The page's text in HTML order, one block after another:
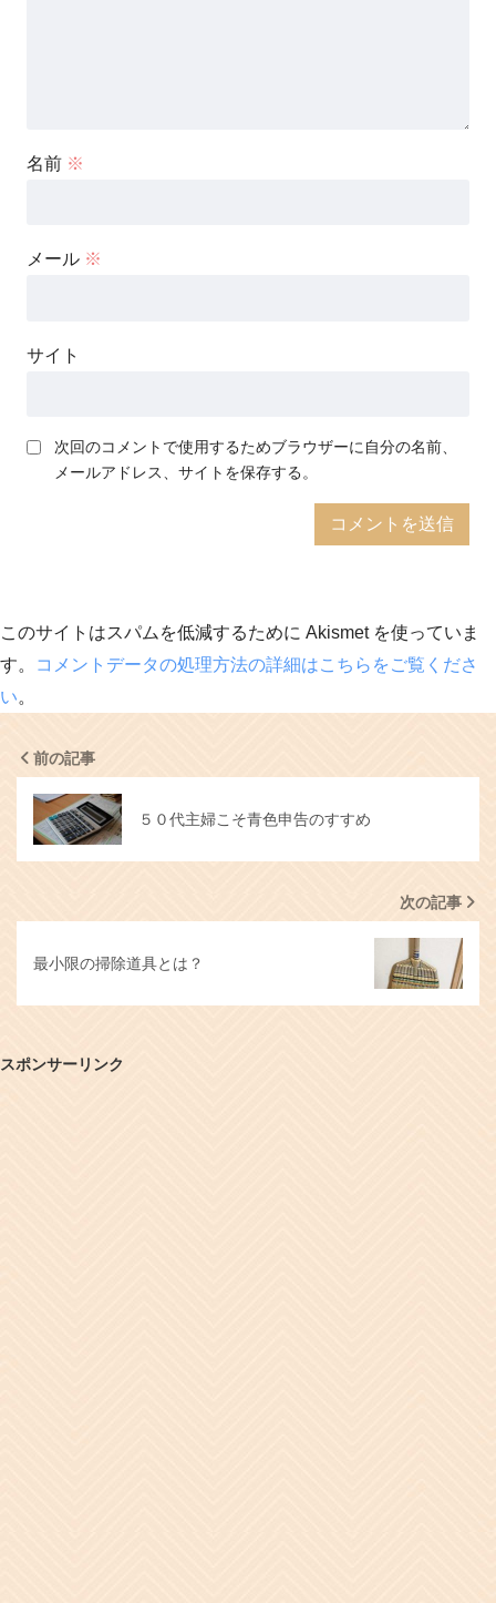
名前 ※
メール ※
サイト
次回のコメントで使用するためブラウザーに自分の名前、
メールアドレス、サイトを保存する。
このサイトはスパムを低減するために Akismet を使っていま
す。
コメントデータの処理方法の詳細はこちらをご覧くださ
い。
前の記事
５０代主婦こそ青色申告のすすめ
次の記事
最小限の掃除道具とは？
スポンサーリンク